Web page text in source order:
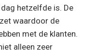
hetzelfde is. De
waardoor de
met de klanten.
alleen zeer